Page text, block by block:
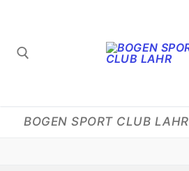
BOGEN SPORT CLUB LAHR